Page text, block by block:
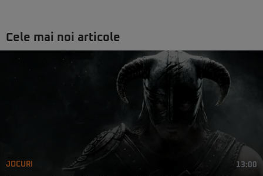
Cele mai noi articole
JOCURI 13:00